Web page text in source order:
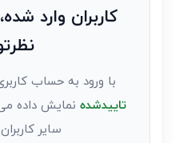
کاربران وارد
با ورود به حساب
تاییدشده نمایش داده
سایر